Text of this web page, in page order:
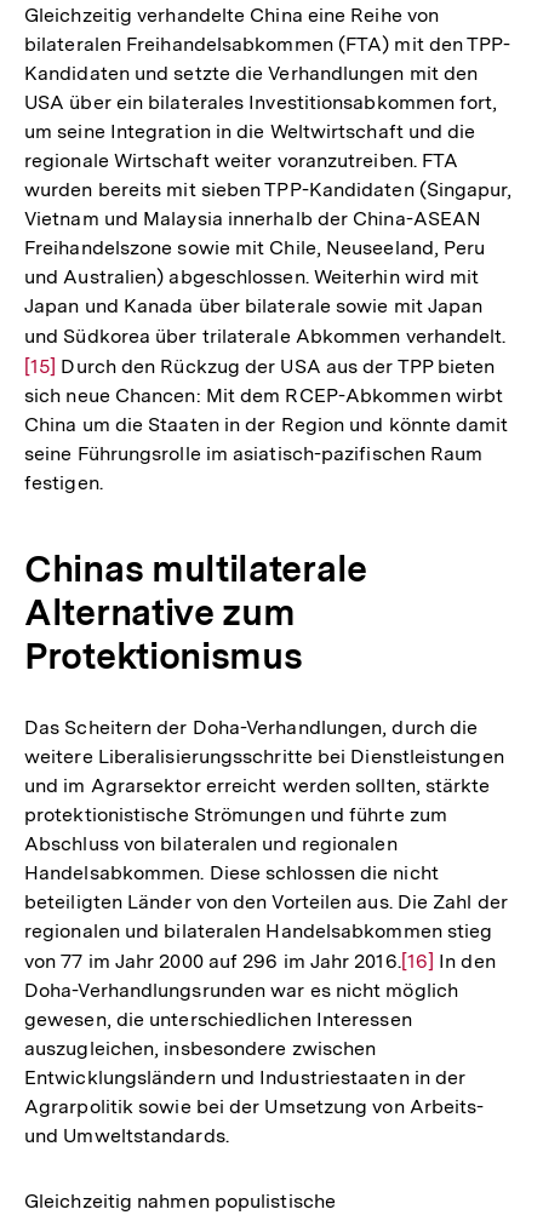
Gleichzeitig verhandelte China eine Reihe von
bilateralen Freihandelsabkommen (FTA) mit den TPP-
Kandidaten und setzte die Verhandlungen mit den
USA über ein bilaterales Investitionsabkommen fort,
um seine Integration in die Weltwirtschaft und die
regionale Wirtschaft weiter voranzutreiben. FTA
wurden bereits mit sieben TPP-Kandidaten (Singapur,
Vietnam und Malaysia innerhalb der China-ASEAN
Freihandelszone sowie mit Chile, Neuseeland, Peru
und Australien) abgeschlossen. Weiterhin wird mit
Japan und Kanada über bilaterale sowie mit Japan
und Südkorea über trilaterale Abkommen verhandelt.
[15] Durch den Rückzug der USA aus der TPP bieten
sich neue Chancen: Mit dem RCEP-Abkommen wirbt
China um die Staaten in der Region und könnte damit
seine Führungsrolle im asiatisch-pazifischen Raum
festigen.
Chinas multilaterale
Alternative zum
Protektionismus
Das Scheitern der Doha-Verhandlungen, durch die
weitere Liberalisierungsschritte bei Dienstleistungen
und im Agrarsektor erreicht werden sollten, stärkte
protektionistische Strömungen und führte zum
Abschluss von bilateralen und regionalen
Handelsabkommen. Diese schlossen die nicht
beteiligten Länder von den Vorteilen aus. Die Zahl der
regionalen und bilateralen Handelsabkommen stieg
von 77 im Jahr 2000 auf 296 im Jahr 2016.Zur
Auflösung
der
[16] In den
Doha-Verhandlungsrunden war es nicht möglich
gewesen, die unterschiedlichen Interessen
auszugleichen, insbesondere zwischen
Entwicklungsländern und Industriestaaten in der
Agrarpolitik sowie bei der Umsetzung von Arbeits-
und Umweltstandards.
Gleichzeitig nahmen populistische